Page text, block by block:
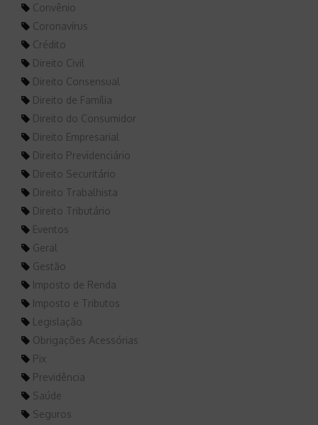
Convênio
Coronavírus
Crédito
Direito Civil
Direito Consensual
Direito de Família
Direito do Consumidor
Direito Empresarial
Direito Previdenciário
Direito Securitário
Direito Trabalhista
Direito Tributário
Eventos
Geral
Gestão
Imposto de Renda
Imposto e Tributos
Legislação
Obrigações Acessórias
Pix
Previdência
Saúde
Seguros